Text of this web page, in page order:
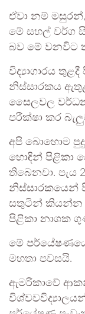
ඒවා නම්
මේ සහල් වර්ග
බව මේ වනවිට
විද්‍යාගාරය
නිස්සාරකය
සෛලවල
පරීක්ෂා කර
අපි බොහොම
හොඳින් පිළිකා
තිබෙනවා. පැය
නිස්සාරකයෙන්
සතුටින් කියන්න
පිළිකා නාශක
මේ
මහතා පවසයි.
ඇමරිකාවේ